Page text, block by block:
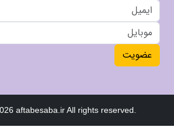
عضویت
aftabesaba.ir All rights reserved.